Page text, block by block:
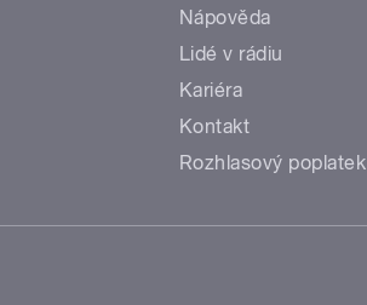
Nápověda
Lidé v rádiu
Kariéra
Kontakt
Rozhlasový poplatek